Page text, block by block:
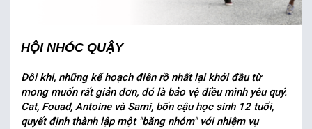
HỘI NHÓC QUẬY
Đôi khi, những kế hoạch điên rồ nhất lại khởi đầu từ
mong muốn rất giản đơn, đó là bảo vệ điều mình yêu quý.
Cat, Fouad, Antoine và Sami, bốn cậu học sinh 12 tuổi,
quyết định thành lập một "băng nhóm" với nhiệm vụ